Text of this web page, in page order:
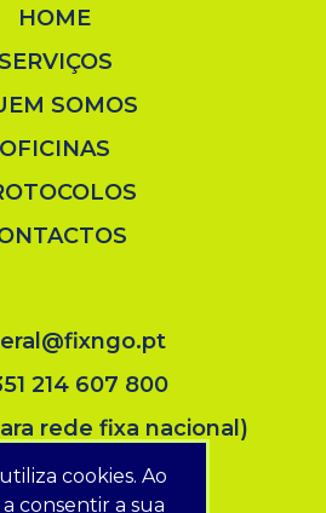
cookies. Ao
consentir a sua
HOME
SERVIÇOS
SOMOS
OFICINAS
214 607 800
rede fixa nacional)